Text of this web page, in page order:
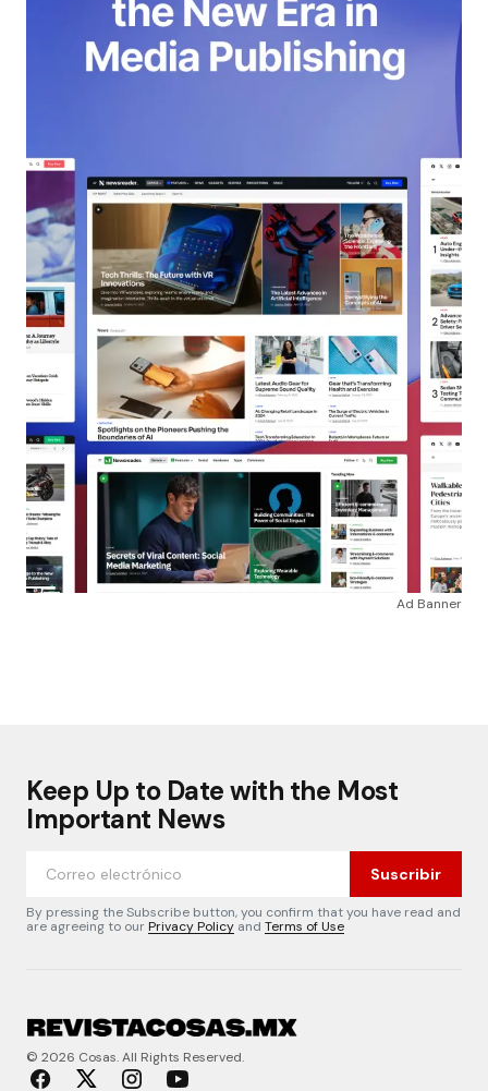
Ad Banner
Keep Up to Date with the Most
Important News
Suscribir
By pressing the Subscribe button, you confirm that you have read and
are agreeing to ourPrivacy Policy and Terms of Use
© 2026 Cosas. All Rights Reserved.